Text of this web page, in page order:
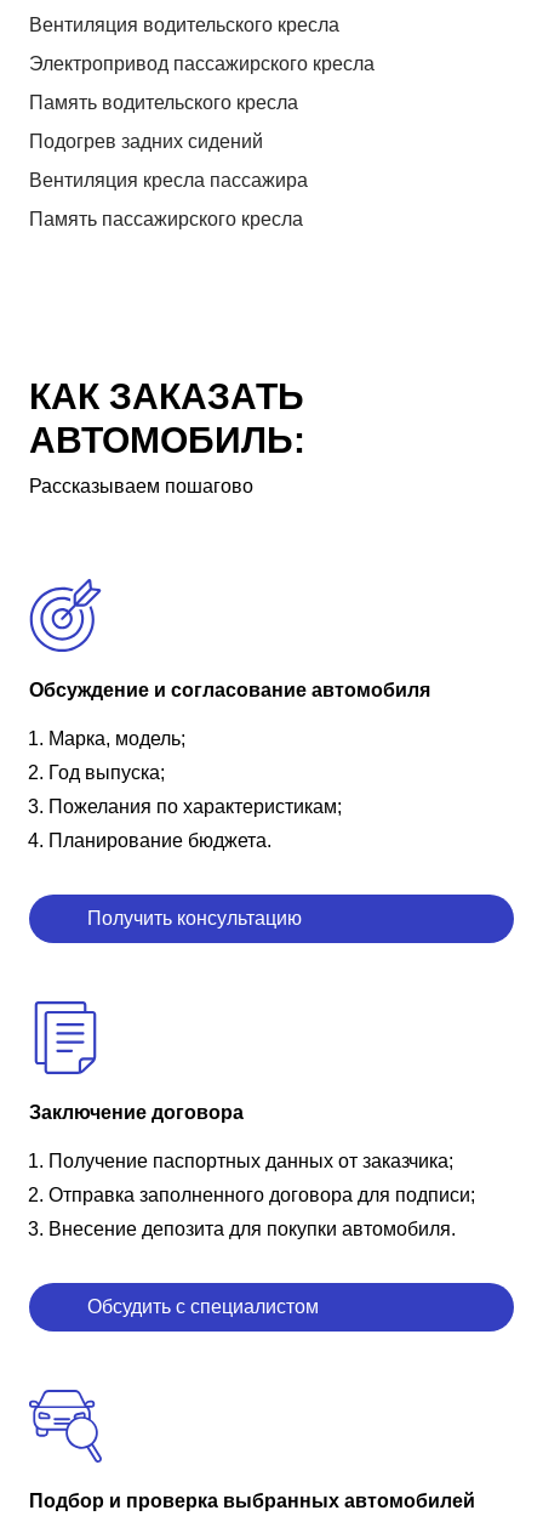
Вентиляция водительского кресла
Электропривод пассажирского кресла
Память водительского кресла
Подогрев задних сидений
Вентиляция кресла пассажира
Память пассажирского кресла
КАК ЗАКАЗАТЬ
АВТОМОБИЛЬ:
Рассказываем пошагово
Обсуждение и согласование автомобиля
Марка, модель;
Год выпуска;
Пожелания по характеристикам;
Планирование бюджета.
Получить консультацию
Заключение договора
Получение паспортных данных от заказчика;
Отправка заполненного договора для подписи;
Внесение депозита для покупки автомобиля.
Обсудить с специалистом
Подбор и проверка выбранных автомобилей